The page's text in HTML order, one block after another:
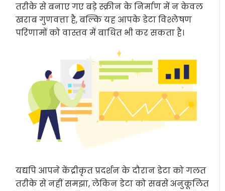
तरीके से बनाए गए बड़े स्क्रीन के निर्माण में न केवल
खराब गुणवत्ता है, बल्कि यह आपके डेटा विश्लेषण
परिणामों को वास्तव में बाधित भी कर सकता है।
यद्यपि आपने केंद्रीकृत प्रदर्शन के दौरान डेटा को गलत
तरीके से नहीं समझा, लेकिन डेटा को सबसे अनुकूलित